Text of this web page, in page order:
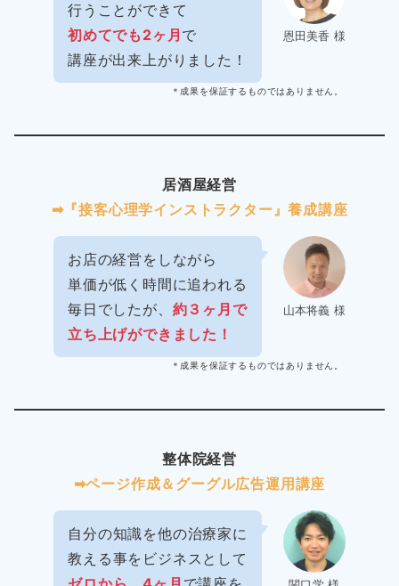
恩田美香 様
行うことができて
初めてでも2ヶ月 で
講座が出来上がりました！
＊成果を保証するものではありません。
居酒屋経営
➡︎『接客心理学インストラクター』養成講座
山本将義 様
お店の経営をしながら
単価が低く時間に追われる
毎日でしたが、 約３ヶ月で
立ち上げができました！
＊成果を保証するものではありません。
整体院経営
➡︎ページ作成＆グーグル広告運用講座
自分の知識を他の治療家に
教える事をビジネスとして